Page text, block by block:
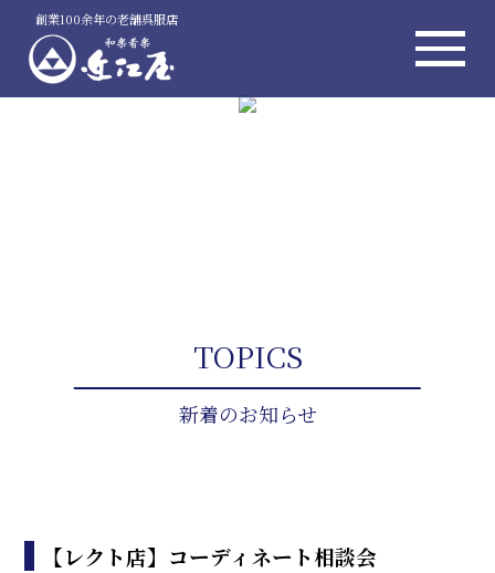
創業100余年の老舗呉服店
TOPICS
新着のお知らせ
【レクト店】コーディネート相談会